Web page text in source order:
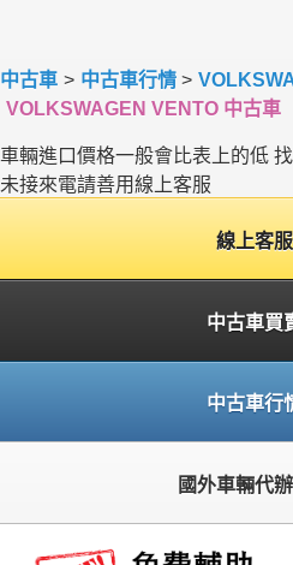
中古車 > 中古車行情 >
VOLKSWAGEN VENTO 中古車
車輛進口價格一般會比表上的低
未接來電請善用線上客服
線上客服
中古車買
中古車行
國外車輛代